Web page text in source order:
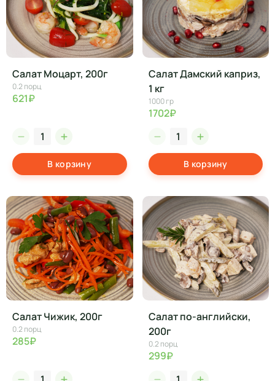
Салат Моцарт, 200г
0.2 порц
621₽
В корзину
Салат Дамский каприз,
1 кг
1000 гр
1702₽
В корзину
Салат Чижик, 200г
0.2 порц
285₽
Салат по-английски,
200г
0.2 порц
299₽